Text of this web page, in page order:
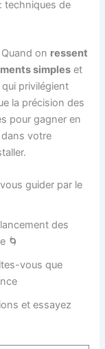
techniques de
on ressent
simples et
privilégient
la précision des
pour gagner en
votre
guider par le
des
🌀
vous que
et essayez